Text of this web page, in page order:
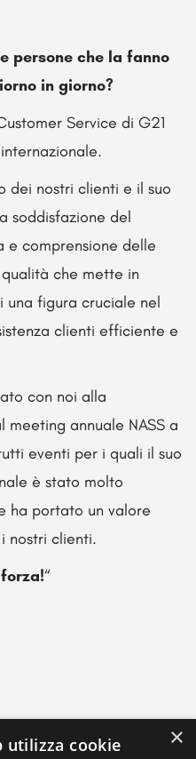
persone che la fanno
in giorno?
Service di G21
dei nostri clienti e il suo
soddisfazione del
e comprensione delle
che mette in
una figura cruciale nel
clienti efficiente e
con noi alla
meeting annuale NASS a
eventi per i quali il suo
è stato molto
ha portato un valore
nostri clienti.
“
×
utilizza cookie